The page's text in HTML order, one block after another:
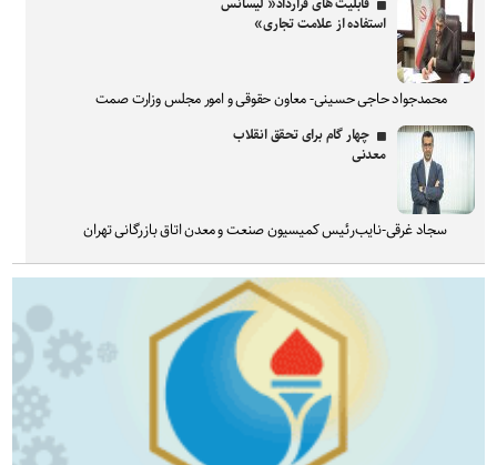
استفاده از علامت تجاری»
محمدجواد حاجی حسینی- معاون حقوقی و امور مجلس وزارت صمت
چهار گام برای تحقق انقلاب
معدنی
سجاد غرقی-نایب‌رئیس کمیسیون صنعت و معدن اتاق بازرگانی تهران